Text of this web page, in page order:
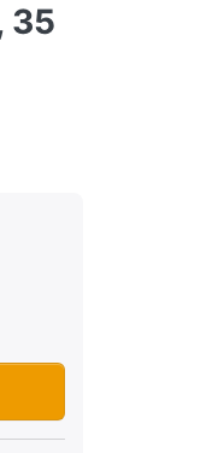
35
x 24cm, braun zu